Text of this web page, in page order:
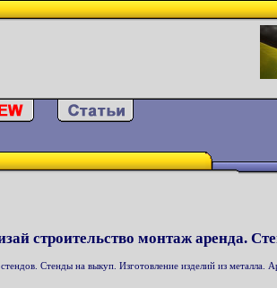
строительство монтаж аренда.
Стенды на выкуп. Изготовление изделий из